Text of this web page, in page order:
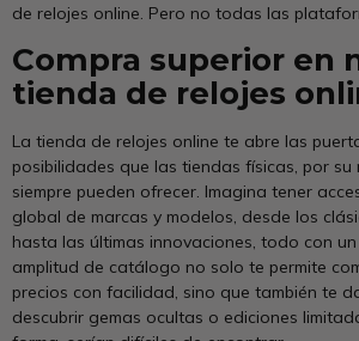
de relojes online. Pero no todas las
Compra superior en
tienda de relojes
La tienda de relojes online te abre las
posibilidades que las tiendas físicas, por
siempre pueden ofrecer. Imagina tener
global de marcas y modelos, desde los
hasta las últimas innovaciones, todo con
amplitud de catálogo no solo te permite
precios con facilidad, sino que también te
descubrir gemas ocultas o ediciones